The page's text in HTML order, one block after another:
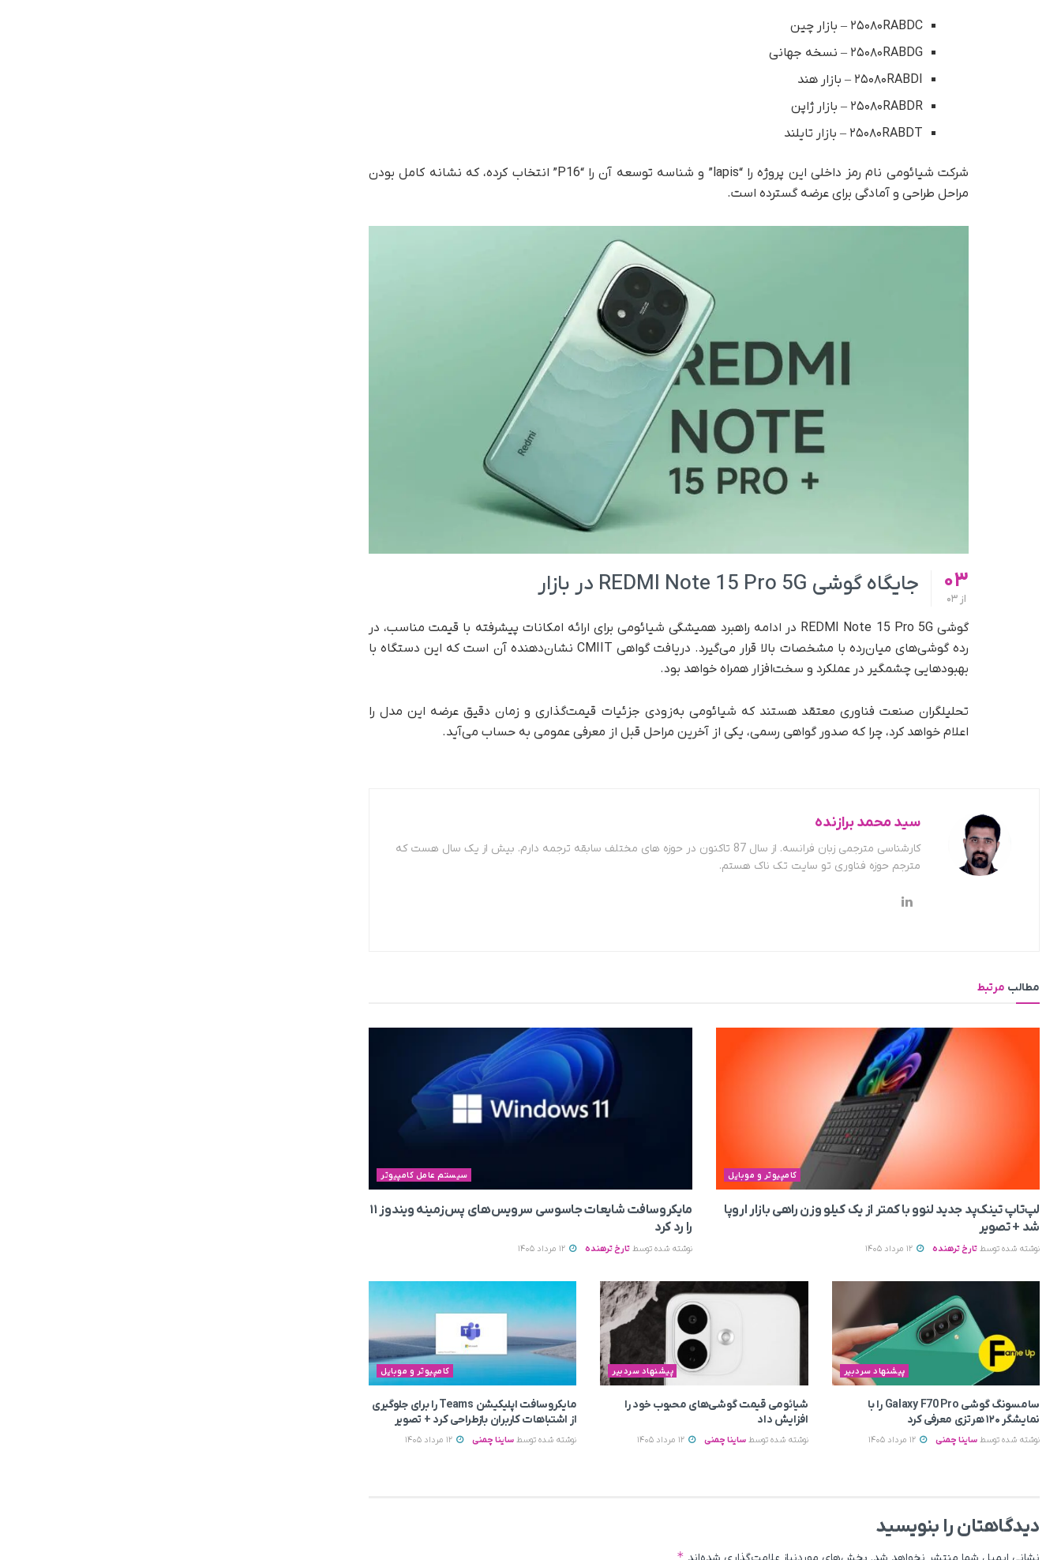
۲۵۰۸۰RABDC – بازار چین
۲۵۰۸۰RABDG – نسخه جهانی
۲۵۰۸۰RABDI – بازار هند
۲۵۰۸۰RABDR – بازار ژاپن
۲۵۰۸۰RABDT – بازار تایلند
شرکت شیائومی نام رمز داخلی این پروژه را “lapis” و شناسه توسعه آن را “P16” انتخاب کرده، که نشانه‌ کامل بودن
مراحل طراحی و آمادگی برای عرضه گسترده است.
03
از 03
جایگاه گوشی REDMI Note 15 Pro 5G در بازار
گوشی REDMI Note 15 Pro 5G در ادامه‌ راهبرد همیشگی شیائومی برای ارائه‌ امکانات پیشرفته با قیمت مناسب، در
رده‌ گوشی‌های میان‌رده با مشخصات بالا قرار می‌گیرد. دریافت گواهی CMIIT نشان‌دهنده آن است که این دستگاه با
بهبودهایی چشمگیر در عملکرد و سخت‌افزار همراه خواهد بود.
تحلیلگران صنعت فناوری معتقد هستند که شیائومی به‌زودی جزئیات قیمت‌گذاری و زمان دقیق عرضه این مدل را
اعلام خواهد کرد، چرا که صدور گواهی رسمی، یکی از آخرین مراحل قبل از معرفی عمومی به حساب می‌آید.
سید محمد برازنده
کارشناسی مترجمی زبان فرانسه. از سال 87 تاکنون در حوزه های مختلف سابقه ترجمه دارم. بیش از یک سال هست که
مترجم حوزه فناوری تو سایت تک ناک هستم.
مطالب مرتبط
کامپیوتر و موبایل
لپ‌تاپ تینک‌پد جدید لنوو با کمتر از یک کیلو وزن راهی بازار اروپا
شد + تصویر
نوشته شده توسط تارخ ترهنده
سیستم عامل کامپیوتر
مایکروسافت شایعات جاسوسی سرویس‌های پس‌زمینه ویندوز ۱۱
را رد کرد
نوشته شده توسط تارخ ترهنده
پیشنهاد سردبیر
سامسونگ گوشی Galaxy F70 Pro را با
نمایشگر ۱۲۰ هرتزی معرفی کرد
نوشته شده توسط ساینا چمنی
پیشنهاد سردبیر
شیائومی قیمت گوشی‌های محبوب خود را
افزایش داد
نوشته شده توسط ساینا چمنی 12 مرداد 1405
کامپیوتر و موبایل
مایکروسافت اپلیکیشن Teams را برای جلوگیری
از اشتباهات کاربران بازطراحی کرد + تصویر
نوشته شده توسط ساینا چمنی
دیدگاهتان را بنویسید
*